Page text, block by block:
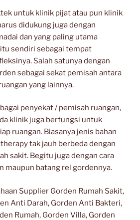
untuk klinik pijat atau pun klinik
didukung juga dengan
dan yang paling utama
sendiri sebagai tempat
Salah satunya dengan
sebagai sekat pemisah antara
yang lainnya.
penyekat / pemisah ruangan,
klinik juga berfungsi untuk
ruangan. Biasanya jenis bahan
tak jauh berbeda dengan
sakit. Begitu juga dengan cara
maupun batang rel gordennya.
Supplier Gorden Rumah Sakit,
Anti Darah, Gorden Anti Bakteri,
Rumah, Gorden Villa, Gorden